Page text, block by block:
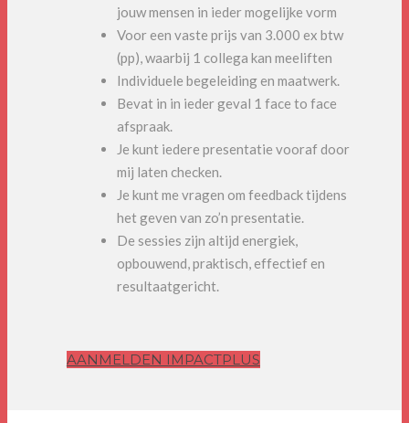
jouw mensen in ieder mogelijke vorm
Voor een vaste prijs van 3.000 ex btw
(pp), waarbij 1 collega kan meeliften
Individuele begeleiding en maatwerk.
Bevat in in ieder geval 1 face to face
afspraak.
Je kunt iedere presentatie vooraf door
mij laten checken.
Je kunt me vragen om feedback tijdens
het geven van zo’n presentatie.
De sessies zijn altijd energiek,
opbouwend, praktisch, effectief en
resultaatgericht.
AANMELDEN IMPACTPLUS